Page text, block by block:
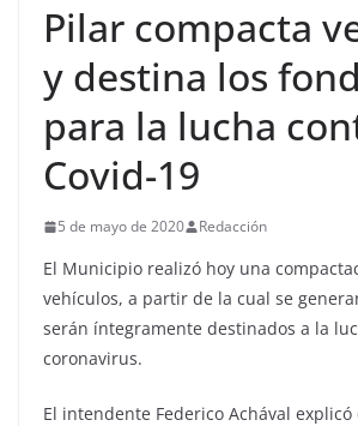
Pilar compacta
y destina los
para la lucha
Covid-19
5 de mayo de 2020 Redacción
El Municipio realizó hoy una
vehículos, a partir de la cual se
serán íntegramente destinados a la
coronavirus.
El intendente Federico Achával explicó